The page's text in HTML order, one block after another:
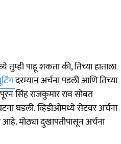
पाहू शकता की, तिच्या हाताला
दरम्यान अर्चना पडली आणि तिच्या
सिंह राजकुमार राव सोबत
घडली. व्हिडीओमध्ये सेटवर अर्चना
मोठ्या दुखापतीपासून अर्चना